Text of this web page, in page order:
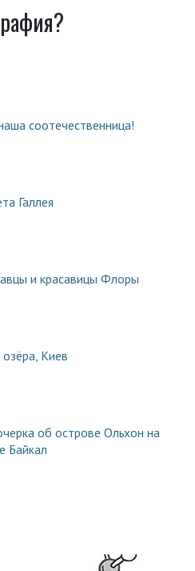
соотечественница!
Галлея
и красавицы Флоры
озёра, Киев
об острове Ольхон на
Байкал